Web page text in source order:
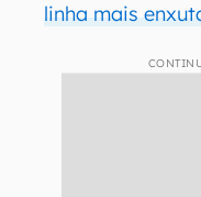
linha mais